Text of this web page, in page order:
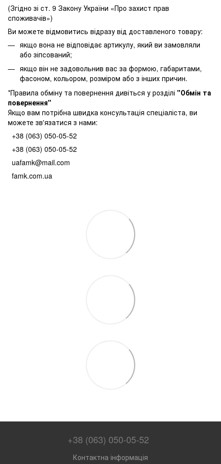
(Згідно зі ст. 9 Закону України «Про захист прав
споживачів»)
Ви можете відмовитись відразу від доставленого товару:
якщо вона не відповідає артикулу, який ви замовляли
або зіпсований;
якщо він не задовольнив вас за формою, габаритами,
фасоном, кольором, розміром або з інших причин.
*Правила обміну та повернення дивіться у розділі "Обмін та
повернення"
Якщо вам потрібна швидка консультація спеціаліста, ви
можете зв'язатися з нами:
+38 (063) 050-05-52
+38 (063) 050-05-52
uafamk@mail.com
famk.com.ua
+38 (063) 050-05-52
Контактна інформація